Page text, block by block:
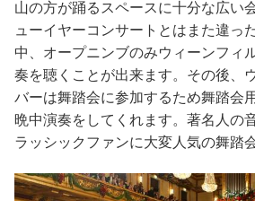
山の方が踊るスペースに十分な広い
ューイヤーコンサートとはまた違っ
中、オープニンブのみウィーンフィ
奏を聴くことが出来ます。その後、
バーは舞踏会に参加するため舞踏会
晩中演奏をしてくれます。著名人の
ラッシックファンに大変人気の舞踏